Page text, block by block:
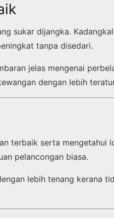
sukar dijangka.
tanpa disedari.
jelas mengenai
dengan lebih
terbaik serta mengetahui
pelancongan biasa.
lebih tenang kerana